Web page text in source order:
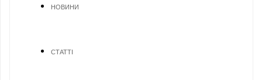
НОВИНИ
СТАТТІ